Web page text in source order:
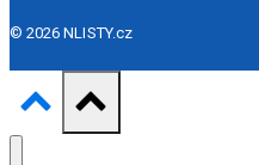
© 2026 NLISTY.cz